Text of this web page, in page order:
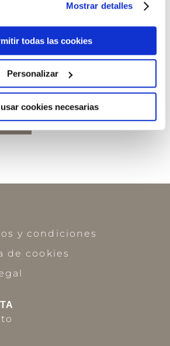
Mostrar detalles
todas las cookies
Personalizar
cookies necesarias
y condiciones
de cookies